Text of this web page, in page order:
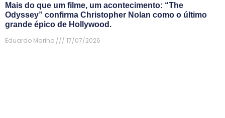
Mais do que um filme, um acontecimento: “The
Odyssey” confirma Christopher Nolan como o último
grande épico de Hollywood.
Eduardo Marino
17/07/2026